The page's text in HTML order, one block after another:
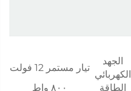
الجهد
الكهربائي
تيار مستمر 12 فولت
الطاقة
٨٠٠ واط